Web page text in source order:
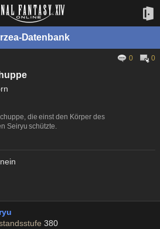
Datenbank
0 0
die einst den Körper des
Seiryu schützte.
nein
380